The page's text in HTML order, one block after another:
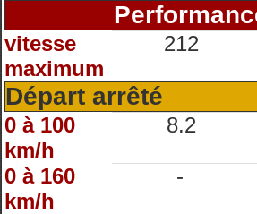
vitesse
maximum
212
Départ arrêté
0 à 100
km/h
8.2
0 à 160
km/h
-